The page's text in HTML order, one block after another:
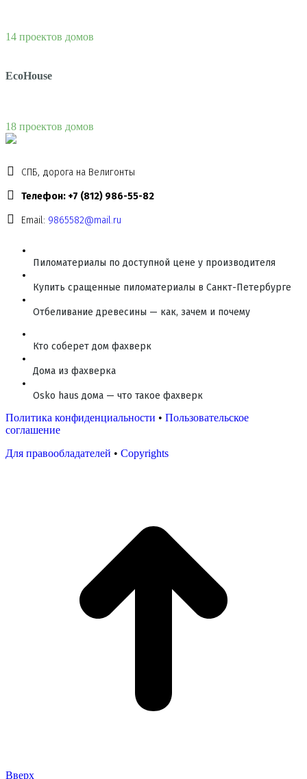
14 проектов домов
EcoHouse
18 проектов домов
СПБ, дорога на Велигонты
Телефон: +7 (812) 986-55-82
Email: 9865582@mail.ru
Пиломатериалы по доступной цене у производителя
Купить сращенные пиломатериалы в Санкт-Петербурге
Отбеливание древесины — как, зачем и почему
Кто соберет дом фахверк
Дома из фахверка
Osko haus дома — что такое фахверк
Политика конфиденциальности • Пользовательское
соглашение
Для правообладателей • Copyrights
Вверх